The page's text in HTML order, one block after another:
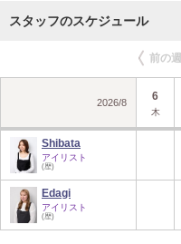
スタッフのスケジュール
前の
2026/8 6
木
Shibata
アイリスト
(歴)
Edagi
アイリスト
(歴)